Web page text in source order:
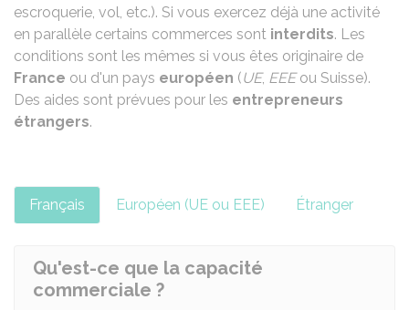
escroquerie, vol, etc.). Si vous exercez déjà une activité
en parallèle certains commerces sont interdits. Les
conditions sont les mêmes si vous êtes originaire de
France ou d'un pays européen (UE, EEEou Suisse).
Des aides sont prévues pour les entrepreneurs
étrangers.
Français Européen (UE ou EEE) Étranger
Qu'est-ce que la capacité
commerciale ?